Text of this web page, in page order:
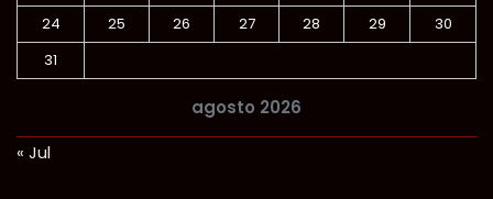
agosto 2026
24
25 26 27 28 29
30
31
« Jul